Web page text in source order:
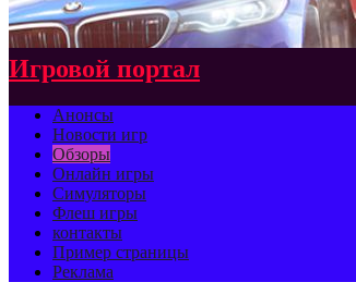
Игровой портал
Анонсы
Новости игр
Обзоры
Онлайн игры
Симуляторы
Флеш игры
контакты
Пример страницы
Реклама